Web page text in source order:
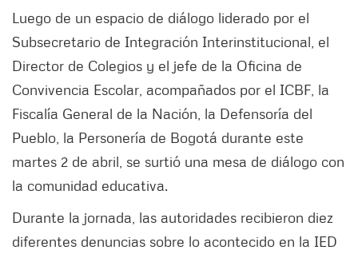
Luego de un espacio de diálogo liderado por el
Subsecretario de Integración Interinstitucional, el
Director de Colegios y el jefe de la Oficina de
Convivencia Escolar, acompañados por el ICBF, la
Fiscalía General de la Nación, la Defensoría del
Pueblo, la Personería de Bogotá durante este
martes 2 de abril, se surtió una mesa de diálogo con
la comunidad educativa.
Durante la jornada, las autoridades recibieron diez
diferentes denuncias sobre lo acontecido en la IED